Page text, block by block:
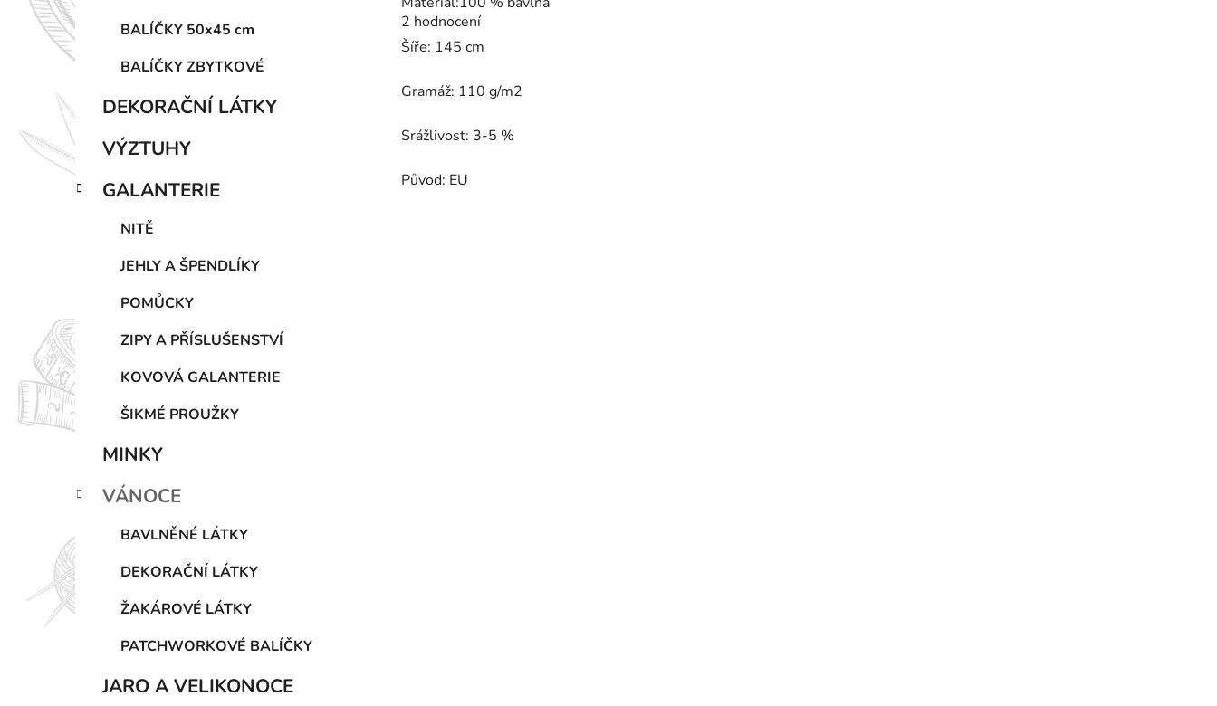
BALÍČKY 50x45 cm
BALÍČKY ZBYTKOVÉ
DEKORAČNÍ LÁTKY
VÝZTUHY
GALANTERIE
NITĚ
JEHLY A ŠPENDLÍKY
POMŮCKY
ZIPY A PŘÍSLUŠENSTVÍ
KOVOVÁ GALANTERIE
ŠIKMÉ PROUŽKY
MINKY
VÁNOCE
BAVLNĚNÉ LÁTKY
DEKORAČNÍ LÁTKY
ŽAKÁROVÉ LÁTKY
PATCHWORKOVÉ BALÍČKY
JARO A VELIKONOCE
hodnocení
produktu
je
5,0
5
hvězdiček.
2 hodnocení
Šíře: 145 cm
Gramáž: 110 g/m2
Srážlivost: 3-5 %
Původ: EU